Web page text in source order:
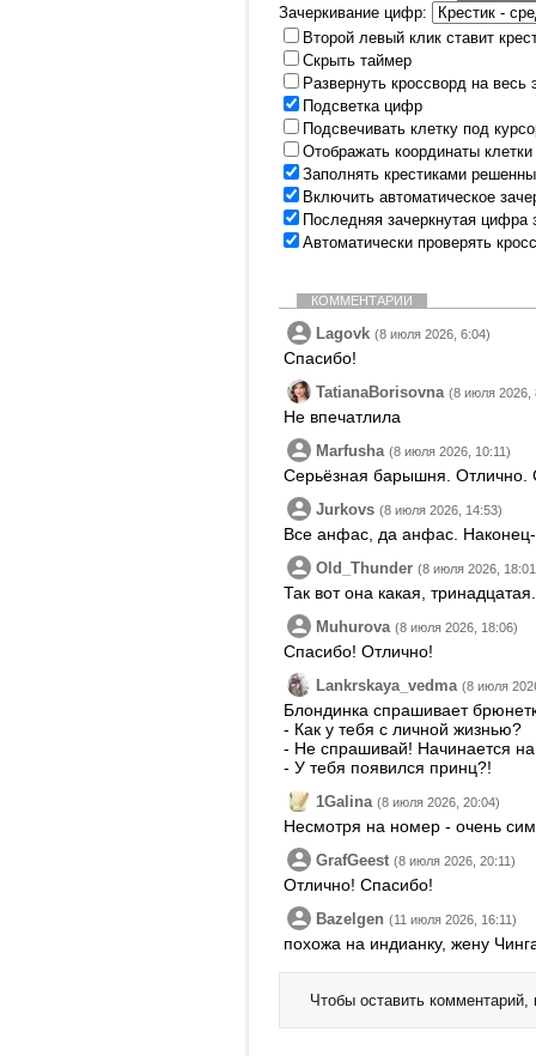
Зачеркивание цифр:
Второй левый клик ставит
Скрыть таймер
Развернуть кроссворд на
Подсветка цифр
Подсвечивать клетку под
Отображать координаты
Заполнять крестиками
Включить автоматическое
Последняя зачеркнутая цифра
Автоматически проверять
КОММЕНТАРИИ
Lagovk (8 июля 2026, 6:04)
Спасибо!
TatianaBorisovna (8 июля 2026,
Не впечатлила
Marfusha (8 июля 2026, 10:11)
Серьёзная барышня. Отлично.
Jurkovs (8 июля 2026, 14:53)
Все анфас, да анфас.
Old_Thunder (8 июля 2026,
Так вот она какая,
Muhurova (8 июля 2026, 18:06)
Спасибо! Отлично!
Lankrskaya_vedma (8 июля
Блондинка спрашивает
- Как у тебя с личной жизнью?
- Не спрашивай! Начинается
- У тебя появился принц?!
1Galina (8 июля 2026, 20:04)
Несмотря на номер - очень
GrafGeest (8 июля 2026, 20:11)
Отлично! Спасибо!
Bazelgen (11 июля 2026, 16:11)
похожа на индианку, жену
Чтобы оставить